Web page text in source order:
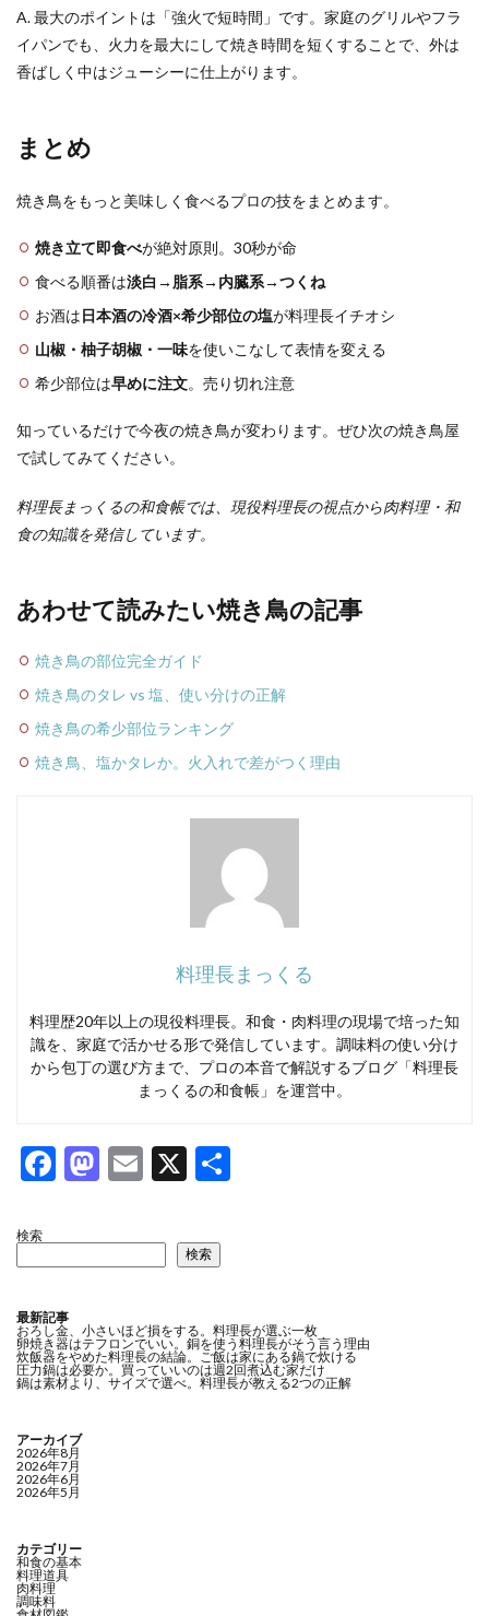
A. 最大のポイントは「強火で短時間」です。家庭のグリルやフラ
イパンでも、火力を最大にして焼き時間を短くすることで、外は
香ばしく中はジューシーに仕上がります。
まとめ
焼き鳥をもっと美味しく食べるプロの技をまとめます。
焼き立て即食べが絶対原則。30秒が命
食べる順番は淡白→脂系→内臓系→つくね
お酒は日本酒の冷酒×希少部位の塩が料理長イチオシ
山椒・柚子胡椒・一味を使いこなして表情を変える
希少部位は早めに注文。売り切れ注意
知っているだけで今夜の焼き鳥が変わります。ぜひ次の焼き鳥屋
で試してみてください。
料理長まっくるの和食帳では、現役料理長の視点から肉料理・和
食の知識を発信しています。
あわせて読みたい焼き鳥の記事
焼き鳥の部位完全ガイド
焼き鳥のタレ vs 塩、使い分けの正解
焼き鳥の希少部位ランキング
焼き鳥、塩かタレか。火入れで差がつく理由
料理長まっくる
料理歴20年以上の現役料理長。和食・肉料理の現場で培った知
識を、家庭で活かせる形で発信しています。調味料の使い分け
から包丁の選び方まで、プロの本音で解説するブログ「料理長
まっくるの和食帳」を運営中。
F
e
b
o
o
k
M
to
d
n
E
ai
l
X
検索
検索
最新記事
おろし金、小さいほど損をする。料理長が選ぶ一枚
卵焼き器はテフロンでいい。銅を使う料理長がそう言う理由
炊飯器をやめた料理長の結論。ご飯は家にある鍋で炊ける
圧力鍋は必要か。買っていいのは週2回煮込む家だけ
鍋は素材より、サイズで選べ。料理長が教える2つの正解
アーカイブ
2026年8月
2026年7月
2026年6月
2026年5月
カテゴリー
和食の基本
料理道具
肉料理
調味料